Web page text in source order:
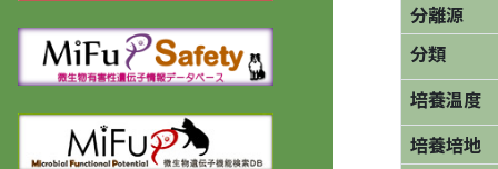
分離源
分類
培養温度
培養培地